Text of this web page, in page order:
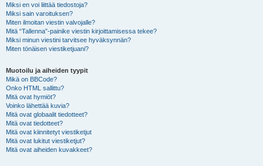
Miksi en voi liittää tiedostoja?
Miksi sain varoituksen?
Miten ilmoitan viestin valvojalle?
Mitä “Tallenna”-painike viestin kirjoittamisessa tekee?
Miksi minun viestini tarvitsee hyväksynnän?
Miten tönäisen viestiketjuani?
Muotoilu ja aiheiden tyypit
Mikä on BBCode?
Onko HTML sallittu?
Mitä ovat hymiöt?
Voinko lähettää kuvia?
Mitä ovat globaalit tiedotteet?
Mitä ovat tiedotteet?
Mitä ovat kiinnitetyt viestiketjut
Mitä ovat lukitut viestiketjut?
Mitä ovat aiheiden kuvakkeet?